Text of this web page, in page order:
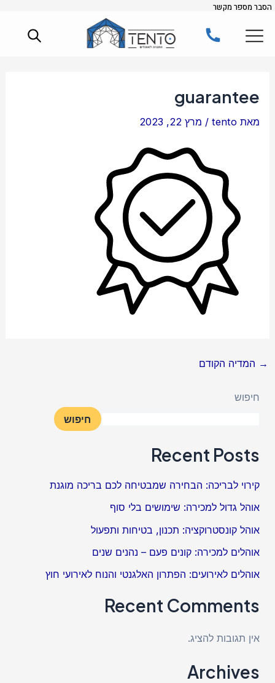
דילוג
לתוכן
הסבר מספר מקשר
guarantee
מאתtento
/ מרץ 22, 2023
Post
navigation
→ המדיה הקודם
חיפוש
חיפוש
Recent Posts
קירוי לבריכה: הבחירה שמבטיחה לכם בריכה מוגנת
אוהל גדול למכירה: שימושים בלי סוף
אוהל קונסטרוקציה: תכנון, בטיחות ותפעול
אוהלים למכירה: קונים פעם – נהנים שנים
אוהלים לאירועים: הפתרון האלגנטי והנוח לאירועי חוץ
Recent Comments
אין תגובות להציג.
Archives